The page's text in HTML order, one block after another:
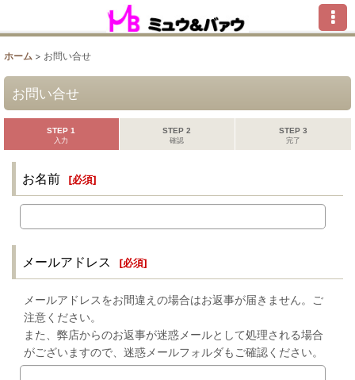
ホーム > お問い合せ
お問い合せ
STEP 1
入力
STEP 2
確認
STEP 3
完了
お名前 [必須]
メールアドレス [必須]
メールアドレスをお間違えの場合はお返事が届きません。ご
注意ください。
また、弊店からのお返事が迷惑メールとして処理される場合
がございますので、迷惑メールフォルダもご確認ください。